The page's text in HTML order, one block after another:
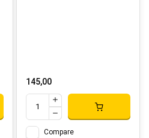
145,00
Compare